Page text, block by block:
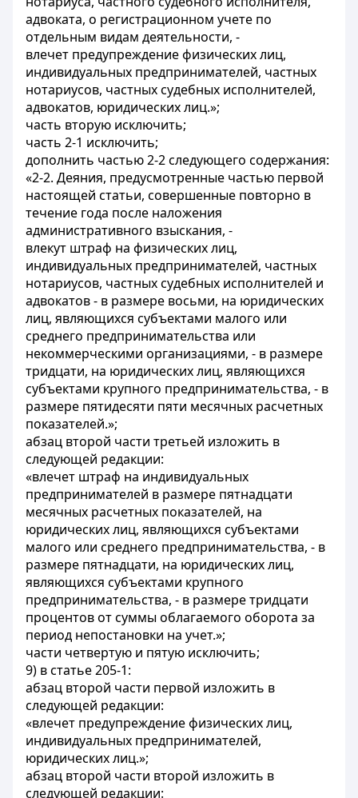
адвоката, о регистрационном учете по
отдельным видам деятельности, -
влечет предупреждение физических лиц,
индивидуальных предпринимателей, частных
нотариусов, частных судебных исполнителей,
адвокатов, юридических лиц.»;
часть вторую исключить;
часть 2-1 исключить;
дополнить частью 2-2 следующего содержания:
«2-2. Деяния, предусмотренные частью первой
настоящей статьи, совершенные повторно в
течение года после наложения
административного взыскания, -
влекут штраф на физических лиц,
индивидуальных предпринимателей, частных
нотариусов, частных судебных исполнителей и
адвокатов - в размере восьми, на юридических
лиц, являющихся субъектами малого или
среднего предпринимательства или
некоммерческими организациями, - в размере
тридцати, на юридических лиц, являющихся
субъектами крупного предпринимательства, - в
размере пятидесяти пяти месячных расчетных
показателей.»;
абзац второй части третьей изложить в
следующей редакции:
«влечет штраф на индивидуальных
предпринимателей в размере пятнадцати
месячных расчетных показателей, на
юридических лиц, являющихся субъектами
малого или среднего предпринимательства, - в
размере пятнадцати, на юридических лиц,
являющихся субъектами крупного
предпринимательства, - в размере тридцати
процентов от суммы облагаемого оборота за
период непостановки на учет.»;
части четвертую и пятую исключить;
9) в статье 205-1:
абзац второй части первой изложить в
следующей редакции:
«влечет предупреждение физических лиц,
индивидуальных предпринимателей,
юридических лиц.»;
абзац второй части второй изложить в
следующей редакции: